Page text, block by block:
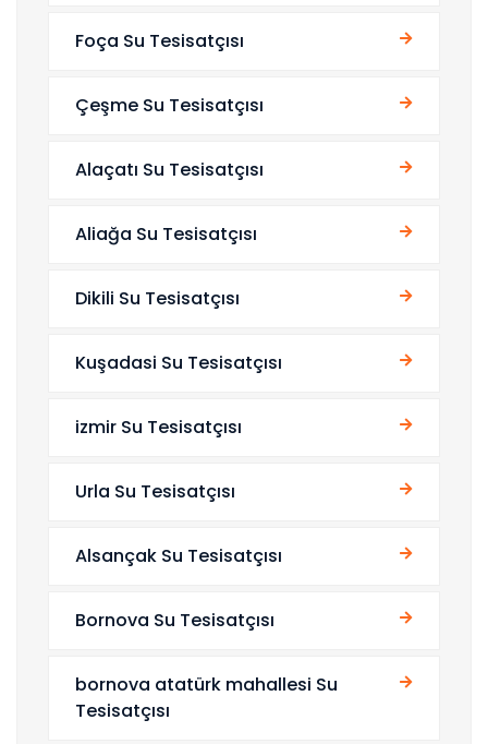
Foça Su Tesisatçısı
Çeşme Su Tesisatçısı
Alaçatı Su Tesisatçısı
Aliağa Su Tesisatçısı
Dikili Su Tesisatçısı
Kuşadasi Su Tesisatçısı
izmir Su Tesisatçısı
Urla Su Tesisatçısı
Alsançak Su Tesisatçısı
Bornova Su Tesisatçısı
bornova atatürk mahallesi Su
Tesisatçısı